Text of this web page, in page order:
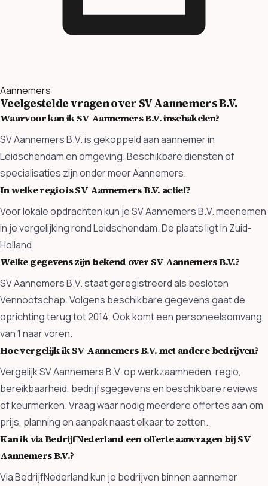
Aannemers
Veelgestelde vragen over SV Aannemers B.V.
Waarvoor kan ik SV Aannemers B.V. inschakelen?
SV Aannemers B.V. is gekoppeld aan aannemer in
Leidschendam en omgeving. Beschikbare diensten of
specialisaties zijn onder meer Aannemers.
In welke regio is SV Aannemers B.V. actief?
Voor lokale opdrachten kun je SV Aannemers B.V. meenemen
in je vergelijking rond Leidschendam. De plaats ligt in Zuid-
Holland.
Welke gegevens zijn bekend over SV Aannemers B.V.?
SV Aannemers B.V. staat geregistreerd als besloten
Vennootschap. Volgens beschikbare gegevens gaat de
oprichting terug tot 2014. Ook komt een personeelsomvang
van 1 naar voren.
Hoe vergelijk ik SV Aannemers B.V. met andere bedrijven?
Vergelijk SV Aannemers B.V. op werkzaamheden, regio,
bereikbaarheid, bedrijfsgegevens en beschikbare reviews
of keurmerken. Vraag waar nodig meerdere offertes aan om
prijs, planning en aanpak naast elkaar te zetten.
Kan ik via BedrijfNederland een offerte aanvragen bij SV
Aannemers B.V.?
Via BedrijfNederland kun je bedrijven binnen aannemer